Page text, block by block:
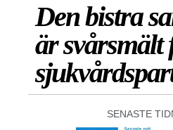
Den bistra
är svårsmält
SENASTE